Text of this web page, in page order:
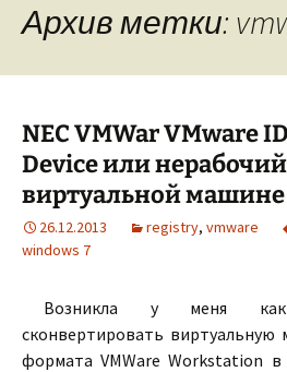
Архив метки:
NEC VMWar VMware
Device или нерабочий
виртуальной машине
26.12.2013 registry, vmware
windows 7
Возникла у меня как-
сконвертировать виртуальную
формата VMWare Workstation в